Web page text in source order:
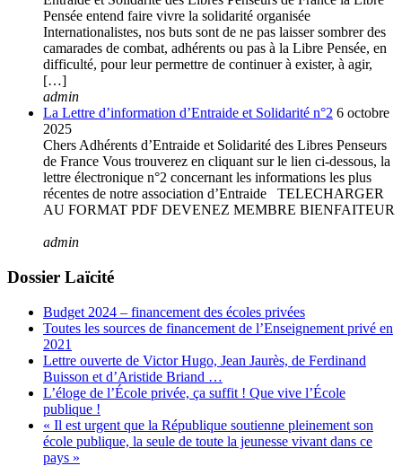
Pensée entend faire vivre la solidarité organisée
Internationalistes, nos buts sont de ne pas laisser sombrer des
camarades de combat, adhérents ou pas à la Libre Pensée, en
difficulté, pour leur permettre de continuer à exister, à agir,
[…]
admin
La Lettre d’information d’Entraide et Solidarité n°2 6 octobre
2025
Chers Adhérents d’Entraide et Solidarité des Libres Penseurs
de France Vous trouverez en cliquant sur le lien ci-dessous, la
lettre électronique n°2 concernant les informations les plus
récentes de notre association d’Entraide TELECHARGER
AU FORMAT PDF DEVENEZ MEMBRE BIENFAITEUR
admin
Dossier Laïcité
Budget 2024 – financement des écoles privées
Toutes les sources de financement de l’Enseignement privé en
2021
Lettre ouverte de Victor Hugo, Jean Jaurès, de Ferdinand
Buisson et d’Aristide Briand …
L’éloge de l’École privée, ça suffit ! Que vive l’École
publique !
« Il est urgent que la République soutienne pleinement son
école publique, la seule de toute la jeunesse vivant dans ce
pays »